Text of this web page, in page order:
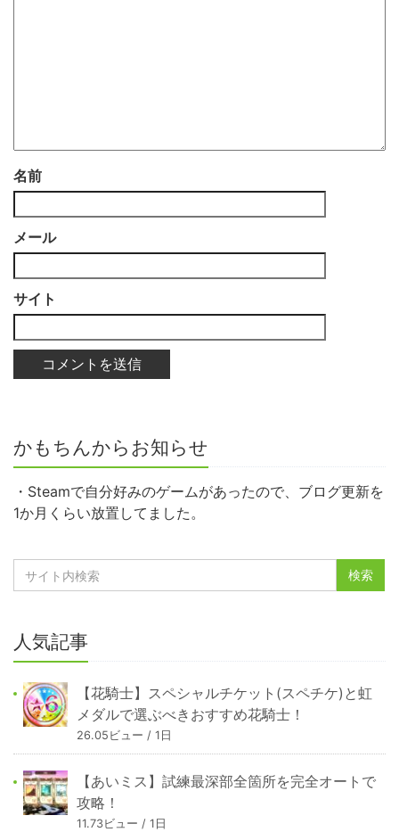
名前
メール
サイト
かもちんからお知らせ
・Steamで自分好みのゲームがあったので、ブログ更新を
1か月くらい放置してました。
人気記事
【花騎士】スペシャルチケット(スペチケ)と虹
メダルで選ぶべきおすすめ花騎士！
26.05ビュー / 1日
【あいミス】試練最深部全箇所を完全オートで
攻略！
11.73ビュー / 1日